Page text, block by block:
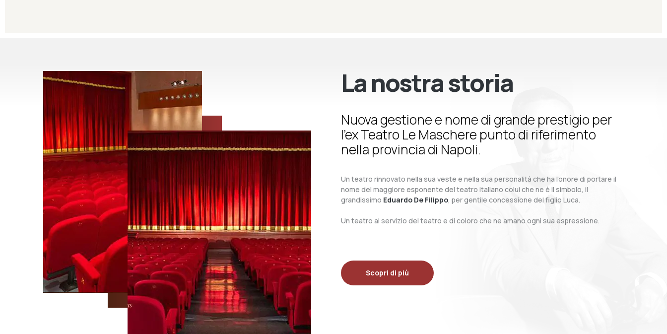
La nostra storia
Nuova gestione e nome di grande prestigio per
l’ex Teatro Le Maschere punto di riferimento
nella provincia di Napoli.
Un teatro rinnovato nella sua veste e nella sua personalità che ha l’onore di portare il
nome del maggiore esponente del teatro italiano colui che ne è il simbolo, il
grandissimo Eduardo De Filippo, per gentile concessione del figlio Luca.
Un teatro al servizio del teatro e di coloro che ne amano ogni sua espressione.
Scopri di più